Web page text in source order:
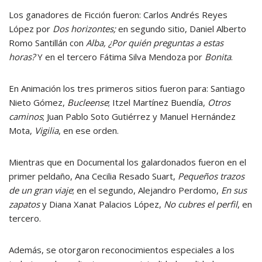
Los ganadores de Ficción fueron: Carlos Andrés Reyes
López por Dos horizontes;en segundo sitio, Daniel Alberto
Romo Santillán con Alba, ¿Por quién preguntas a estas
horas?Y en el tercero Fátima Silva Mendoza por Bonita.
En Animación los tres primeros sitios fueron para: Santiago
Nieto Gómez, Bucleense; Itzel Martínez Buendía, Otros
caminos; Juan Pablo Soto Gutiérrez y Manuel Hernández
Mota, Vigilia, en ese orden.
Mientras que en Documental los galardonados fueron en el
primer peldaño, Ana Cecilia Resado Suart, Pequeños trazos
de un gran viaje; en el segundo, Alejandro Perdomo, En sus
zapatosy Diana Xanat Palacios López, No cubres el perfil, en
tercero.
Además, se otorgaron reconocimientos especiales a los